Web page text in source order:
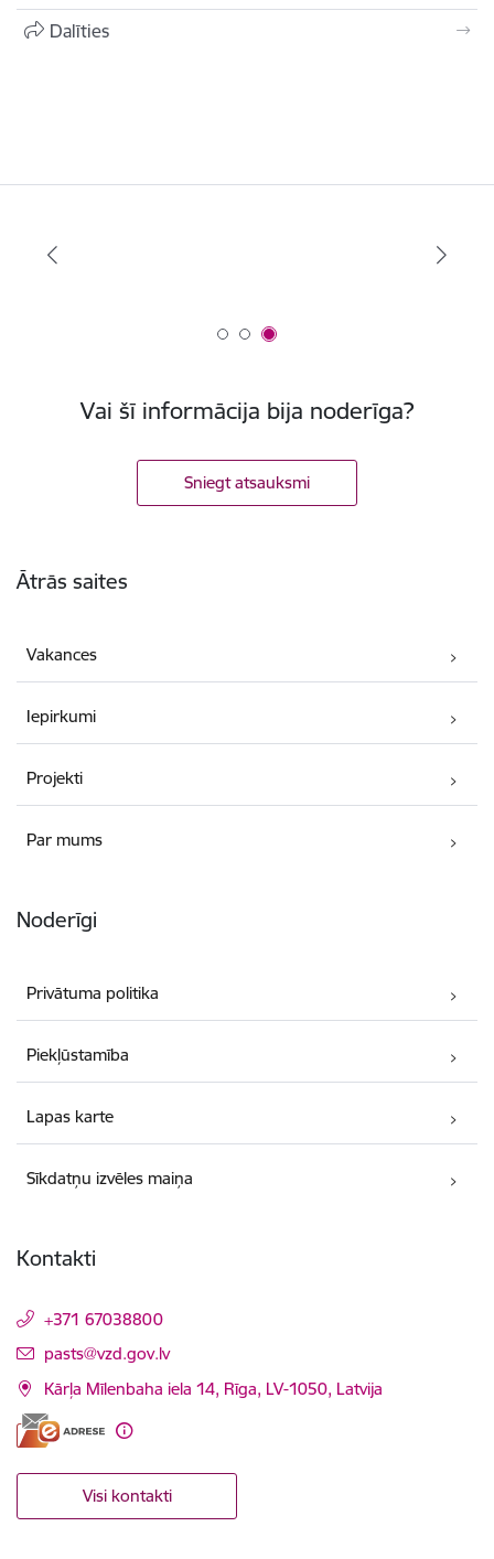
Dalīties
Vai šī informācija bija noderīga?
Sniegt atsauksmi
Ātrās saites
Vakances
Iepirkumi
Projekti
Par mums
Noderīgi
Privātuma politika
Piekļūstamība
Lapas karte
Sīkdatņu izvēles maiņa
Kontakti
+371 67038800
E-pasts:
pasts@vzd.gov.lv
Kārļa Mīlenbaha iela 14, Rīga, LV-1050, Latvija
Visi kontakti